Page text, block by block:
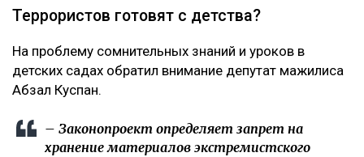
Террористов готовят с детства?
На проблему сомнительных знаний и уроков в
детских садах обратил внимание депутат мажилиса
Абзал Куспан.
– Законопроект определяет запрет на
хранение материалов экстремистского